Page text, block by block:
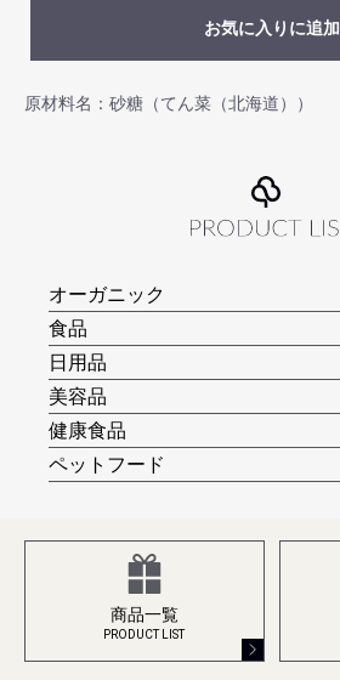
お気に入りに追加
原材料名：砂糖（てん菜（北海道））
オーガニック
食品
日用品
美容品
健康食品
ペットフード
商品一覧
PRODUCT LIST